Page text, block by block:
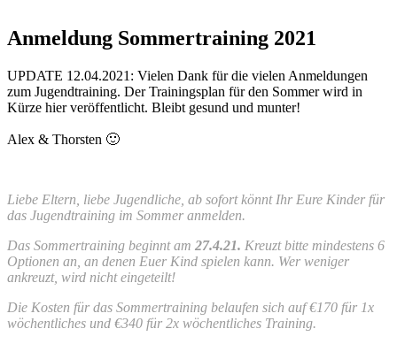
Anmeldung Sommertraining 2021
UPDATE 12.04.2021: Vielen Dank für die vielen Anmeldungen
zum Jugendtraining. Der Trainingsplan für den Sommer wird in
Kürze hier veröffentlicht. Bleibt gesund und munter!
Alex & Thorsten 🙂
Liebe Eltern, liebe Jugendliche, ab sofort könnt Ihr Eure Kinder für
das Jugendtraining im Sommer anmelden.
Das Sommertraining beginnt am 27.4.21. Kreuzt bitte mindestens 6
Optionen an, an denen Euer Kind spielen kann. Wer weniger
ankreuzt, wird nicht eingeteilt!
Die Kosten für das Sommertraining belaufen sich auf €170 für 1x
wöchentliches und €340 für 2x wöchentliches Training.